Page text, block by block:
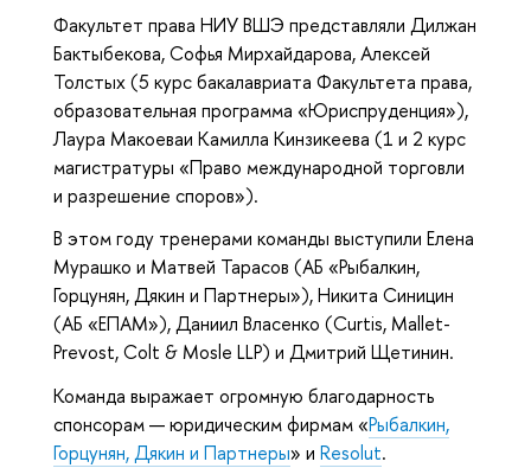
Факультет права НИУ ВШЭ представляли Дилжан
Бактыбекова, Софья Мирхайдарова, Алексей
Толстых (5 курс бакалавриата Факультета права,
образовательная программа «Юриспруденция»),
Лаура Макоеваи Камилла Кинзикеева (1 и 2 курс
магистратуры «Право международной торговли
и разрешение споров»).
В этом году тренерами команды выступили Елена
Мурашко и Матвей Тарасов (АБ «Рыбалкин,
Горцунян, Дякин и Партнеры»), Никита Синицин
(АБ «ЕПАМ»), Даниил Власенко (Curtis, Mallet-
Prevost, Colt & Mosle LLP) и Дмитрий Щетинин.
Команда выражает огромную благодарность
спонсорам — юридическим фирмам «Рыбалкин,
Горцунян, Дякин и Партнеры» и Resolut.